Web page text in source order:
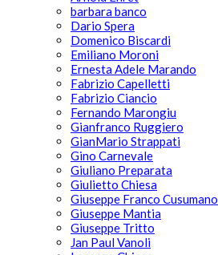
barbara banco
Dario Spera
Domenico Biscardi
Emiliano Moroni
Ernesta Adele Marando
Fabrizio Capelletti
Fabrizio Ciancio
Fernando Marongiu
Gianfranco Ruggiero
GianMario Strappati
Gino Carnevale
Giuliano Preparata
Giulietto Chiesa
Giuseppe Franco Cusumano
Giuseppe Mantia
Giuseppe Tritto
Jan Paul Vanoli